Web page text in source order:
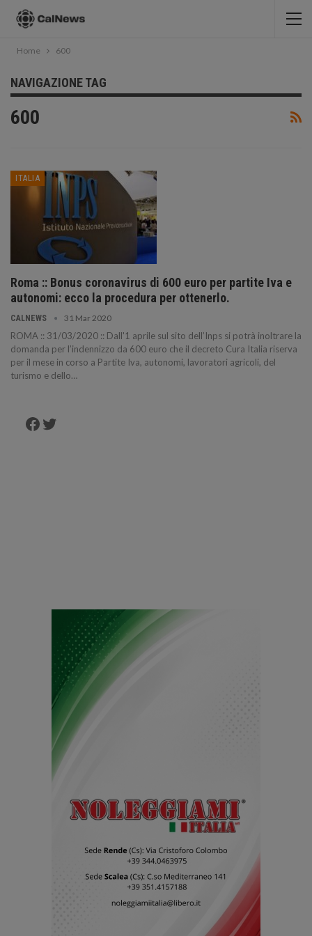
Home 600
NAVIGAZIONE TAG
600
ITALIA
Roma :: Bonus coronavirus di 600 euro per partite Iva e
autonomi: ecco la procedura per ottenerlo.
CALNEWS 31 Mar 2020
ROMA :: 31/03/2020 :: Dall'1 aprile sul sito dell’Inps si potrà inoltrare la
domanda per l’indennizzo da 600 euro che il decreto Cura Italia riserva
per il mese in corso a Partite Iva, autonomi, lavoratori agricoli, del
turismo e dello…
Facebook
Twitter